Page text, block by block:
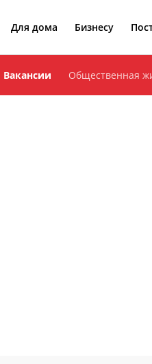
Для дома Бизнесу
Вакансии Общественная